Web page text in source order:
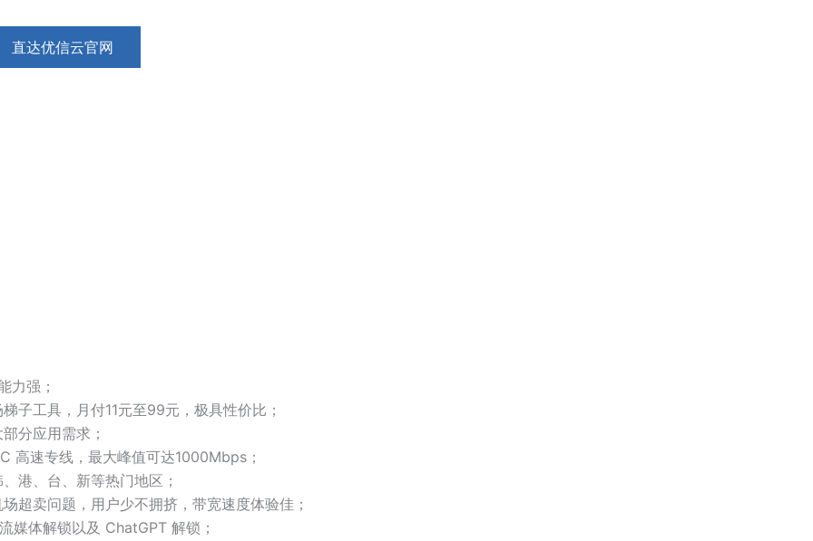
直达优信云官网
力强；
子工具，月付11元至99元，极具性价比；
分应用需求；
高速专线，最大峰值可达1000Mbps；
港、台、新等热门地区；
超卖问题，用户少不拥挤，带宽速度体验佳；
媒体解锁以及 ChatGPT 解锁；